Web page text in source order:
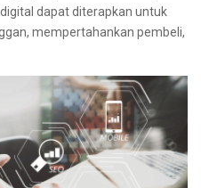
dapat diterapkan untuk
mempertahankan pembeli,